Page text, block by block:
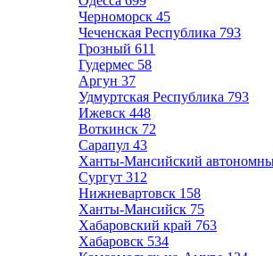
Черноморск 45
Чеченская Республика 793
Грозный 611
Гудермес 58
Аргун 37
Удмуртская Республика 793
Ижевск 448
Воткинск 72
Сарапул 43
Ханты-Мансийский
Сургут 312
Нижневартовск 158
Ханты-Мансийск 75
Хабаровский край 763
Хабаровск 534